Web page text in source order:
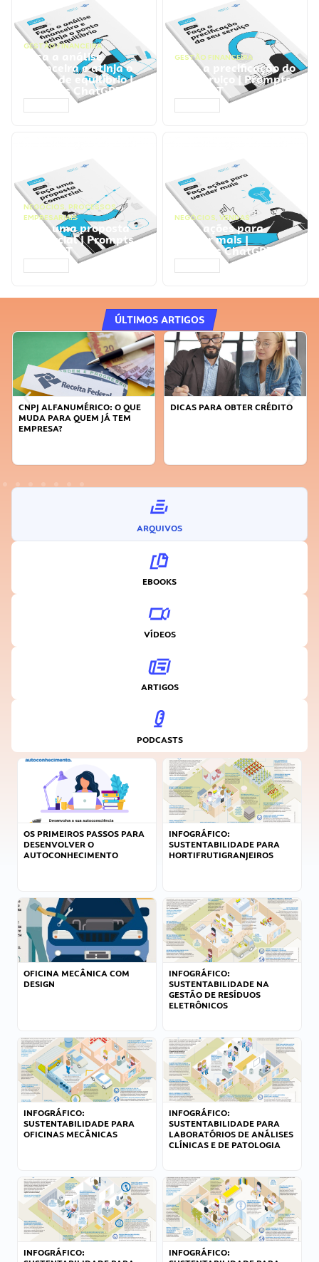
GESTÃO FINANCEIRA
Faça a análise
financeira e atinja o
ponto de equilíbrio |
Prompts ChatGPT
GESTÃO FINANCEIRA
Faça a precificação do
seu serviço | Prompts
ChatGPT
NEGÓCIOS, PROCESSOS
EMPRESARIAIS
Faça uma proposta
comercial | Prompts
ChatGPT
NEGÓCIOS, VENDAS
Faça ações para
vender mais |
Prompts ChatGPT
ÚLTIMOS ARTIGOS
O QUE
QUEM JÁ TEM
DICAS PARA OBTER CRÉDITO
FAÇA A
ARQUIVOS
EBOOKS
VÍDEOS
ARTIGOS
PODCASTS
OS PRIMEIROS PASSOS PARA
DESENVOLVER O
AUTOCONHECIMENTO
INFOGRÁFICO:
SUSTENTABILIDADE PARA
HORTIFRUTIGRANJEIROS
OFICINA MECÂNICA COM
DESIGN
INFOGRÁFICO:
SUSTENTABILIDADE NA
GESTÃO DE RESÍDUOS
ELETRÔNICOS
INFOGRÁFICO:
SUSTENTABILIDADE PARA
OFICINAS MECÂNICAS
INFOGRÁFICO:
SUSTENTABILIDADE PARA
LABORATÓRIOS DE ANÁLISES
CLÍNICAS E DE PATOLOGIA
INFOGRÁFICO:
INFOGRÁFICO: